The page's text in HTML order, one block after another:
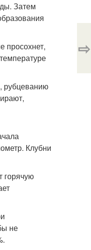
Затем
просохнет,
рубцеванию
Клубни
горячую
не
⇨